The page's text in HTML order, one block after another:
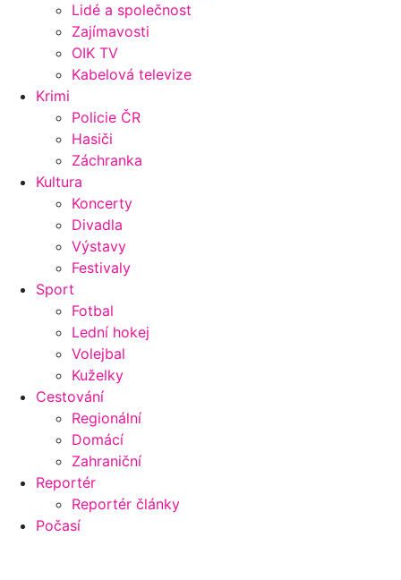
Lidé a společnost
Zajímavosti
OIK TV
Kabelová televize
Krimi
Policie ČR
Hasiči
Záchranka
Kultura
Koncerty
Divadla
Výstavy
Festivaly
Sport
Fotbal
Lední hokej
Volejbal
Kuželky
Cestování
Regionální
Domácí
Zahraniční
Reportér
Reportér články
Počasí